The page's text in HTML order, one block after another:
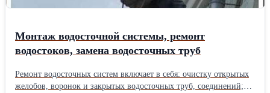
Монтаж водосточной системы, ремонт
водостоков, замена водосточных труб
Ремонт водосточных систем включает в себя: очистку открытых
желобов, воронок и закрытых водосточных труб, соединений;